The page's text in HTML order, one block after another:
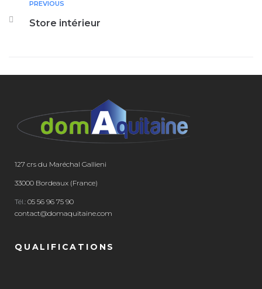
PREVIOUS
Store intérieur
127 crs du Maréchal Gallieni
33000 Bordeaux (France)
Tél.: 05 56 96 75 90
contact@domaquitaine.com
QUALIFICATIONS